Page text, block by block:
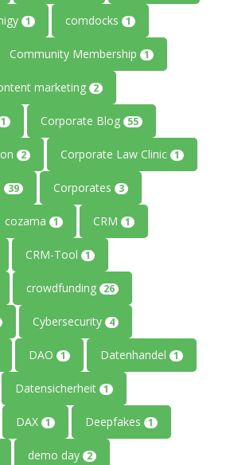
1 comdocks 1
Community Membership 1
marketing 2
1 Corporate Blog 55
2 Corporate Law Clinic 1
39 Corporates 3
cozama 1 CRM 1
CRM-Tool 1
crowdfunding 26
Cybersecurity 4
DAO 1 Datenhandel 1
Datensicherheit 1
DAX 1 Deepfakes 1
demo day 2